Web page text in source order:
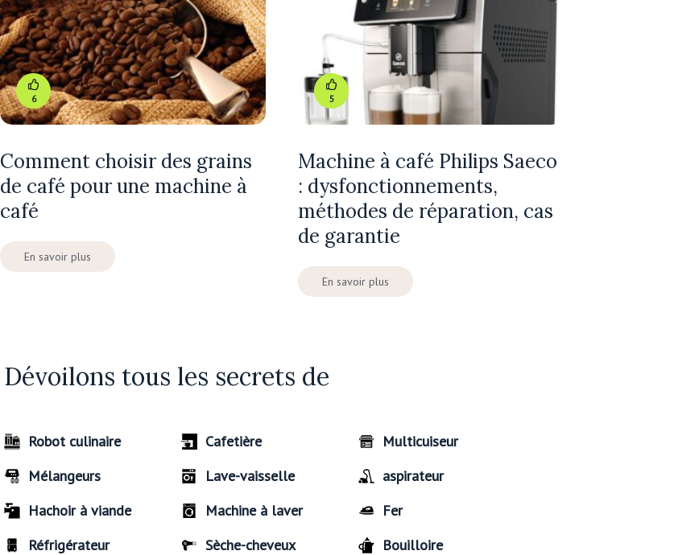
6
Comment choisir des grains
de café pour une machine à
café
En savoir plus
5
Machine à café Philips Saeco
: dysfonctionnements,
méthodes de réparation, cas
de garantie
En savoir plus
Dévoilons tous les secrets de
Robot culinaire Cafetière
Multicuiseur
Mélangeurs
Lave-vaisselle
aspirateur
Hachoir à viande
Machine à laver
Fer
Réfrigérateur
Sèche-cheveux
Bouilloire